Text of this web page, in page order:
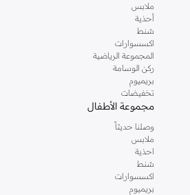
ملابس
أحذية
شنط
اكسسوارات
المجموعة الرياضية
ركن الوسامة
بريميوم
تخفيضات
مجموعة الأطفال
وصلنا حديثاً
ملابس
احذية
شنط
اكسسوارات
بريميوم